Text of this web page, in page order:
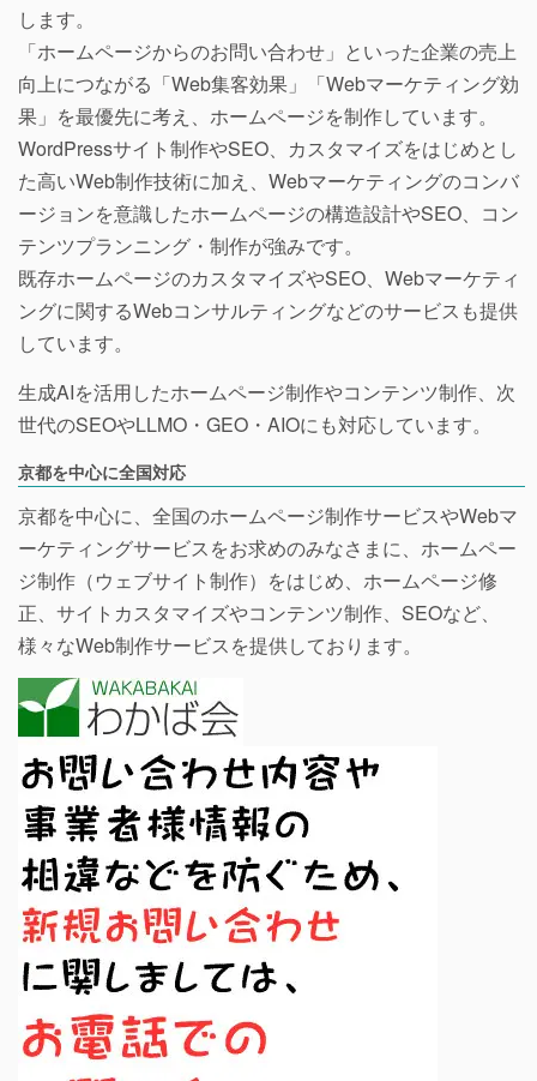
します。
「ホームページからのお問い合わせ」といった企業の売上
向上につながる「Web集客効果」「Webマーケティング効
果」を最優先に考え、ホームページを制作しています。
WordPressサイト制作やSEO、カスタマイズをはじめとし
た高いWeb制作技術に加え、Webマーケティングのコンバ
ージョンを意識したホームページの構造設計やSEO、コン
テンツプランニング・制作が強みです。
既存ホームページのカスタマイズやSEO、Webマーケティ
ングに関するWebコンサルティングなどのサービスも提供
しています。
生成AIを活用したホームページ制作やコンテンツ制作、次
世代のSEOやLLMO・GEO・AIOにも対応しています。
京都を中心に全国対応
京都を中心に、全国のホームページ制作サービスやWebマ
ーケティングサービスをお求めのみなさまに、ホームペー
ジ制作（ウェブサイト制作）をはじめ、ホームページ修
正、サイトカスタマイズやコンテンツ制作、SEOなど、
様々なWeb制作サービスを提供しております。